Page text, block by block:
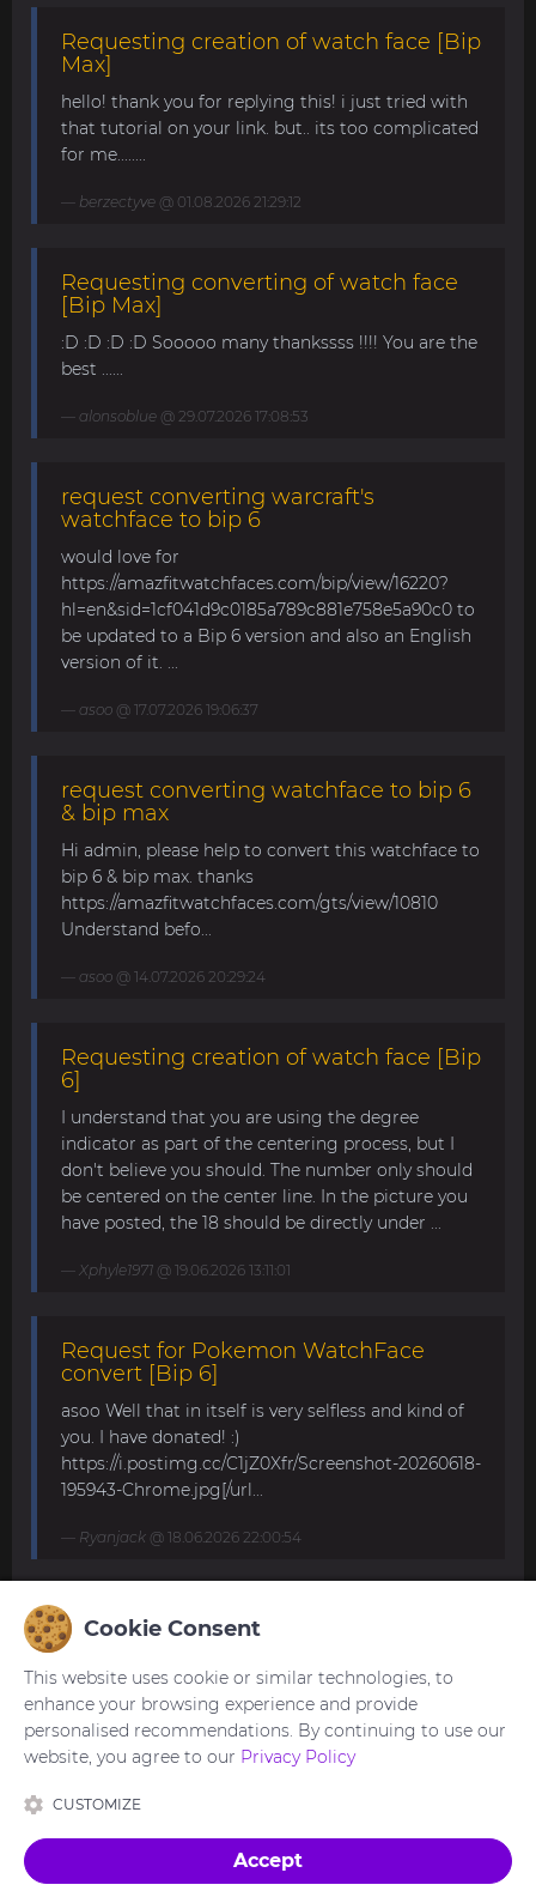
Requesting creation of watch face [Bip
Max]
hello! thank you for replying this! i just tried with
that tutorial on your link. but.. its too complicated
for me........
berzectyve @ 01.08.2026 21:29:12
Requesting converting of watch face
[Bip Max]
:D :D :D :D Sooooo many thankssss !!!! You are the
best ......
alonsoblue @ 29.07.2026 17:08:53
request converting warcraft's
watchface to bip 6
would love for
https://amazfitwatchfaces.com/bip/view/16220?
hl=en&sid=1cf041d9c0185a789c881e758e5a90c0 to
be updated to a Bip 6 version and also an English
version of it. ...
asoo @ 17.07.2026 19:06:37
request converting watchface to bip 6
& bip max
Hi admin, please help to convert this watchface to
bip 6 & bip max. thanks
https://amazfitwatchfaces.com/gts/view/10810
Understand befo...
asoo @ 14.07.2026 20:29:24
Requesting creation of watch face [Bip
6]
I understand that you are using the degree
indicator as part of the centering process, but I
don't believe you should. The number only should
be centered on the center line. In the picture you
have posted, the 18 should be directly under ...
Xphyle1971 @ 19.06.2026 13:11:01
Request for Pokemon WatchFace
convert [Bip 6]
asoo Well that in itself is very selfless and kind of
you. I have donated! :)
https://i.postimg.cc/C1jZ0Xfr/Screenshot-20260618-
195943-Chrome.jpg[/url...
Ryanjack @ 18.06.2026 22:00:54
About Request Watchface for Bip Max
Thanks for the answer. I last made a watch face
for my mom for the GTS 4 Mini. Now we are
waiting for the new Bip Max (it is only available
for pre-order here) and I am very excited...
Зроблено з
в Україні 🇺🇦
Cookie Consent
This website uses cookie or similar technologies, to
enhance your browsing experience and provide
personalised recommendations. By continuing to use our
website, you agree to our Privacy Policy
CUSTOMIZE
Accept